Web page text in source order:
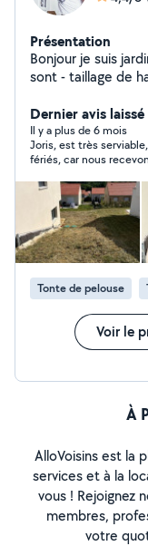
Présentation
Bonjour je suis jardinier
sont - taillage de haie - tonte débroussaillage, élagage
plantation et
Dernier avis
Il y a plus de 6 mois
Joris, est très
fériés, car nous
Tonte de pelouse
Voir le
À
AlloVoisins est la
services et à la
vous ! Rejoignez
membres,
votre